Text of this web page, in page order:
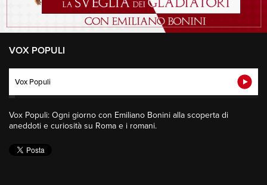
VOX POPULI
Vox Populi
Vox Populi: Ogni giorno con Emiliano Bonini alla scoperta di
aneddoti e curiosità su Roma e i romani.